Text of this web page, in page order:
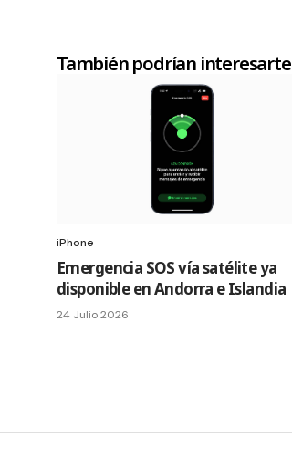
También podrían interesarte
iPhone
Emergencia SOS vía satélite ya
disponible en Andorra e Islandia
24 Julio 2026